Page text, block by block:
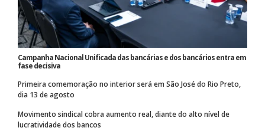
Campanha Nacional Unificada das bancárias e dos bancários entra em
fase decisiva
Primeira comemoração no interior será em São José do Rio Preto,
dia 13 de agosto
Movimento sindical cobra aumento real, diante do alto nível de
lucratividade dos bancos